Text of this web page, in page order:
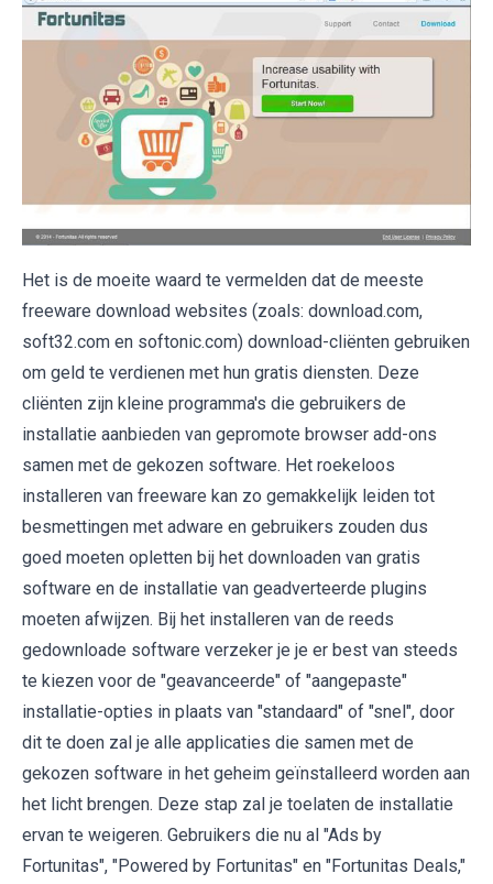
Het is de moeite waard te vermelden dat de meeste
freeware download websites (zoals: download.com,
soft32.com en softonic.com) download-cliënten gebruiken
om geld te verdienen met hun gratis diensten. Deze
cliënten zijn kleine programma's die gebruikers de
installatie aanbieden van gepromote browser add-ons
samen met de gekozen software. Het roekeloos
installeren van freeware kan zo gemakkelijk leiden tot
besmettingen met adware en gebruikers zouden dus
goed moeten opletten bij het downloaden van gratis
software en de installatie van geadverteerde plugins
moeten afwijzen. Bij het installeren van de reeds
gedownloade software verzeker je je er best van steeds
te kiezen voor de "geavanceerde" of "aangepaste"
installatie-opties in plaats van "standaard" of "snel", door
dit te doen zal je alle applicaties die samen met de
gekozen software in het geheim geïnstalleerd worden aan
het licht brengen. Deze stap zal je toelaten de installatie
ervan te weigeren. Gebruikers die nu al "Ads by
Fortunitas", "Powered by Fortunitas" en "Fortunitas Deals,"